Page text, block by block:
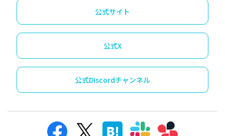
公式サイト
公式X
公式Discordチャンネル